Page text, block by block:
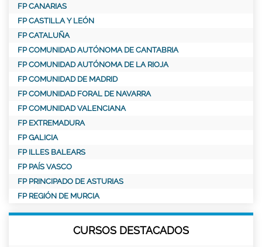
FP CANARIAS
FP CASTILLA Y LEÓN
FP CATALUÑA
FP COMUNIDAD AUTÓNOMA DE CANTABRIA
FP COMUNIDAD AUTÓNOMA DE LA RIOJA
FP COMUNIDAD DE MADRID
FP COMUNIDAD FORAL DE NAVARRA
FP COMUNIDAD VALENCIANA
FP EXTREMADURA
FP GALICIA
FP ILLES BALEARS
FP PAÍS VASCO
FP PRINCIPADO DE ASTURIAS
FP REGIÓN DE MURCIA
CURSOS DESTACADOS